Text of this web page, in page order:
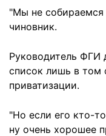
"Мы не собираемся
чиновник.
Руководитель ФГИ
список лишь в том
приватизации.
"Но если его кто-
ну очень хорошее